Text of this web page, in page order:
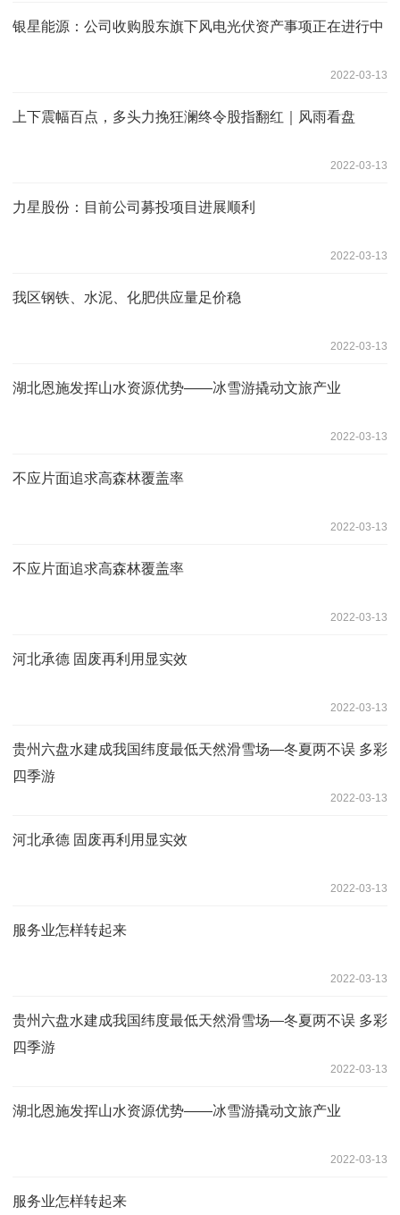
银星能源：公司收购股东旗下风电光伏资产事项正在进行中
2022-03-13
上下震幅百点，多头力挽狂澜终令股指翻红｜风雨看盘
2022-03-13
力星股份：目前公司募投项目进展顺利
2022-03-13
我区钢铁、水泥、化肥供应量足价稳
2022-03-13
湖北恩施发挥山水资源优势——冰雪游撬动文旅产业
2022-03-13
不应片面追求高森林覆盖率
2022-03-13
不应片面追求高森林覆盖率
2022-03-13
河北承德 固废再利用显实效
2022-03-13
贵州六盘水建成我国纬度最低天然滑雪场—冬夏两不误 多彩
四季游
2022-03-13
河北承德 固废再利用显实效
2022-03-13
服务业怎样转起来
2022-03-13
贵州六盘水建成我国纬度最低天然滑雪场—冬夏两不误 多彩
四季游
2022-03-13
湖北恩施发挥山水资源优势——冰雪游撬动文旅产业
2022-03-13
服务业怎样转起来